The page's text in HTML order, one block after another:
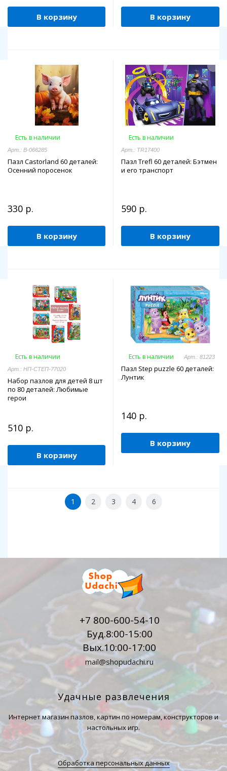
В корзину В корзину
Есть в наличии
Арт.: В-066285
Пазл Castorland 60 деталей:
Осенний поросенок
330 р.
В корзину
Есть в наличии
Арт.: TR17400
Пазл Trefl 60 деталей: Бэтмен
и его транспорт
590 р.
В корзину
Есть в наличии
Арт.: НП-СТЕП-77020
Набор пазлов для детей 8 шт
по 80 деталей: Любимые
герои
510 р.
В корзину
Есть в наличии Арт.: 81223
Пазл Step puzzle 60 деталей:
Лунтик
140 р.
В корзину
1 2 3 4 6
+7 800-600-54-10
Буд.8:00-15:00
Вых.10:00-17:00
mail@shopudachi.ru
Удачные развлечения
Интернет магазин пазлов, картин по номерам, конструкторов и
настольных игр.
Обработка персональных данных